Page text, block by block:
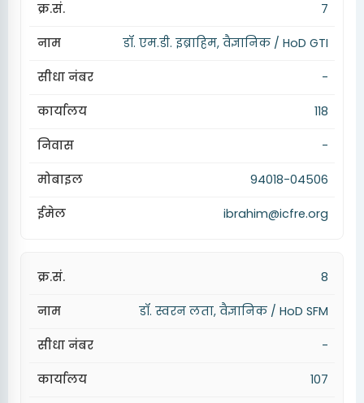
7
डॉ. एम.डी. इब्राहिम, वैज्ञानिक / HoD GTI
-
118
-
94018-04506
ibrahim@icfre.org
8
डॉ. स्वरन लता, वैज्ञानिक / HoD SFM
-
107